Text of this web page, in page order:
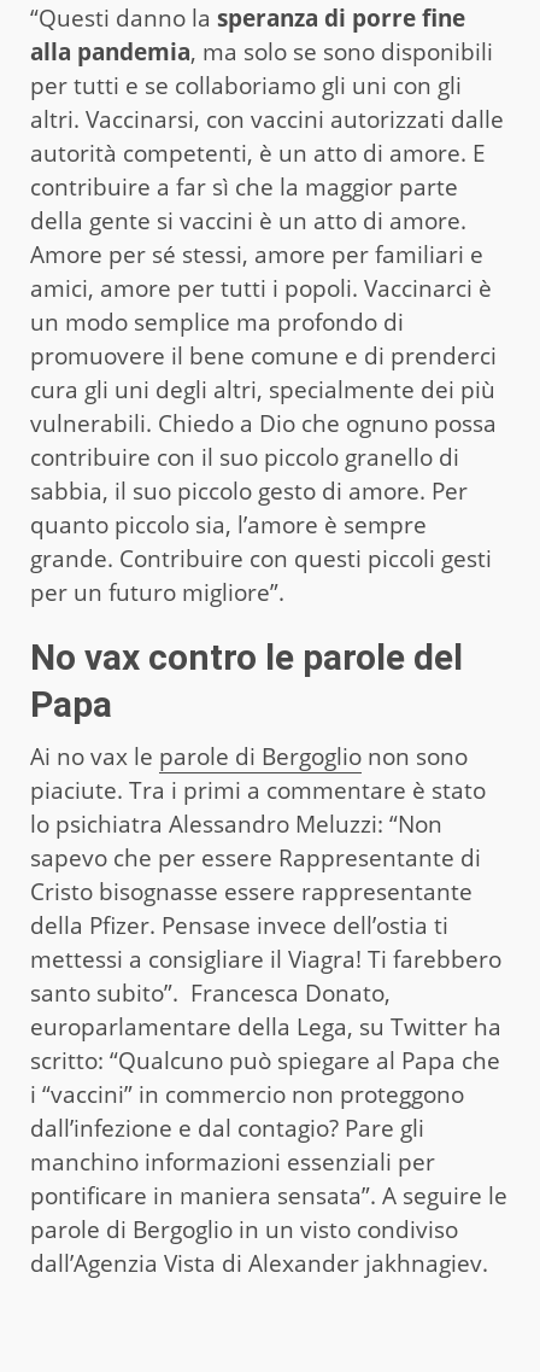
“Questi danno la speranza di porre fine
alla pandemia, ma solo se sono disponibili
per tutti e se collaboriamo gli uni con gli
altri. Vaccinarsi, con vaccini autorizzati dalle
autorità competenti, è un atto di amore. E
contribuire a far sì che la maggior parte
della gente si vaccini è un atto di amore.
Amore per sé stessi, amore per familiari e
amici, amore per tutti i popoli. Vaccinarci è
un modo semplice ma profondo di
promuovere il bene comune e di prenderci
cura gli uni degli altri, specialmente dei più
vulnerabili. Chiedo a Dio che ognuno possa
contribuire con il suo piccolo granello di
sabbia, il suo piccolo gesto di amore. Per
quanto piccolo sia, l’amore è sempre
grande. Contribuire con questi piccoli gesti
per un futuro migliore”.
No vax contro le parole del
Papa
Ai no vax le parole di Bergoglio non sono
piaciute. Tra i primi a commentare è stato
lo psichiatra Alessandro Meluzzi: “Non
sapevo che per essere Rappresentante di
Cristo bisognasse essere rappresentante
della Pfizer. Pensase invece dell’ostia ti
mettessi a consigliare il Viagra! Ti farebbero
santo subito”. Francesca Donato,
europarlamentare della Lega, su Twitter ha
scritto: “Qualcuno può spiegare al Papa che
i “vaccini” in commercio non proteggono
dall’infezione e dal contagio? Pare gli
manchino informazioni essenziali per
pontificare in maniera sensata”. A seguire le
parole di Bergoglio in un visto condiviso
dall’Agenzia Vista di Alexander jakhnagiev.